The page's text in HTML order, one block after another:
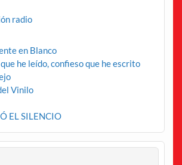
radio
en Blanco
he leído, confieso que he escrito
Vinilo
EL SILENCIO